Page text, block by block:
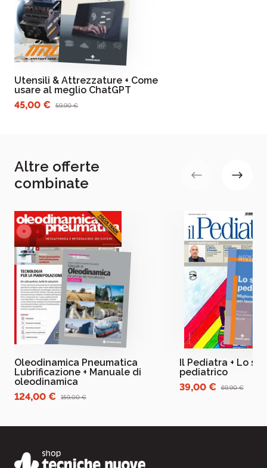
Utensili & Attrezzature + Come
usare al meglio ChatGPT
45,00 €
59,90 €
Altre offerte
combinate
Oleodinamica Pneumatica
Lubrificazione + Manuale di
oleodinamica
124,00 €
159,00 €
Il Pediatra + Lo
pediatrico
39,00 €
69,90 €